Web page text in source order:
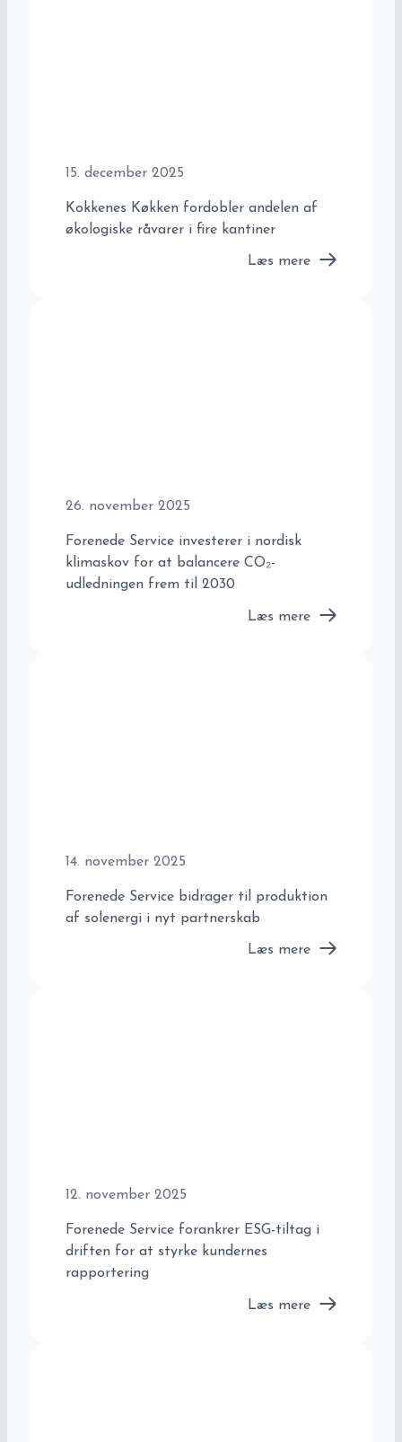
15. december 2025
Kokkenes Køkken fordobler andelen af
økologiske råvarer i fire kantiner
Læs mere
26. november 2025
Forenede Service investerer i nordisk
klimaskov for at balancere CO₂-
udledningen frem til 2030
Læs mere
14. november 2025
Forenede Service bidrager til produktion
af solenergi i nyt partnerskab
Læs mere
12. november 2025
Forenede Service forankrer ESG-tiltag i
driften for at styrke kundernes
rapportering
Læs mere